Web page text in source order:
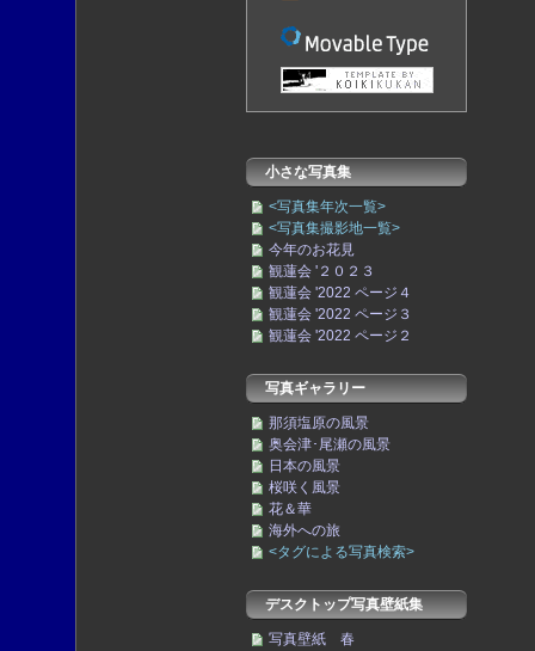
小さな写真集
<写真集年次一覧>
<写真集撮影地一覧>
今年のお花見
観蓮会 '２０２３
観蓮会 '2022 ページ４
観蓮会 '2022 ページ３
観蓮会 '2022 ページ２
写真ギャラリー
那須塩原の風景
奥会津･尾瀬の風景
日本の風景
桜咲く風景
花＆華
海外への旅
<タグによる写真検索>
デスクトップ写真壁紙集
写真壁紙 春